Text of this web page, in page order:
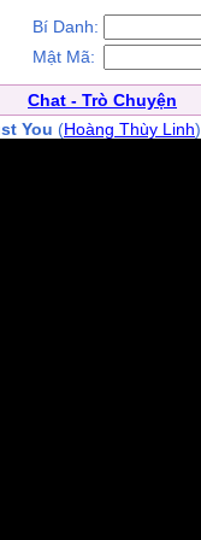
Bí Danh:
Mật Mã:
Chat - Trò Chuyện
You (Hoàng Thùy Linh)